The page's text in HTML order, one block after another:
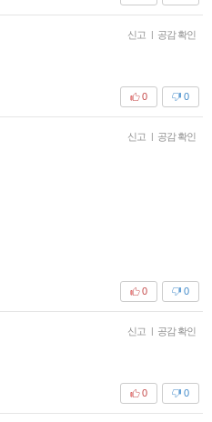
신고 | 공감 확인
0
0
신고 | 공감 확인
0
0
신고 | 공감 확인
0
0